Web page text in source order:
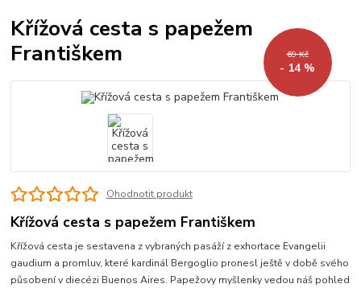
Křížová cesta s papežem
Františkem
69 Kč
- 14 %
Ohodnotit produkt
Křížová cesta s papežem Františkem
Křížová cesta je sestavena z vybraných pasáží z exhortace Evangelii
gaudium a promluv, které kardinál Bergoglio pronesl ještě v době svého
působení v diecézi Buenos Aires. Papežovy myšlenky vedou náš pohled